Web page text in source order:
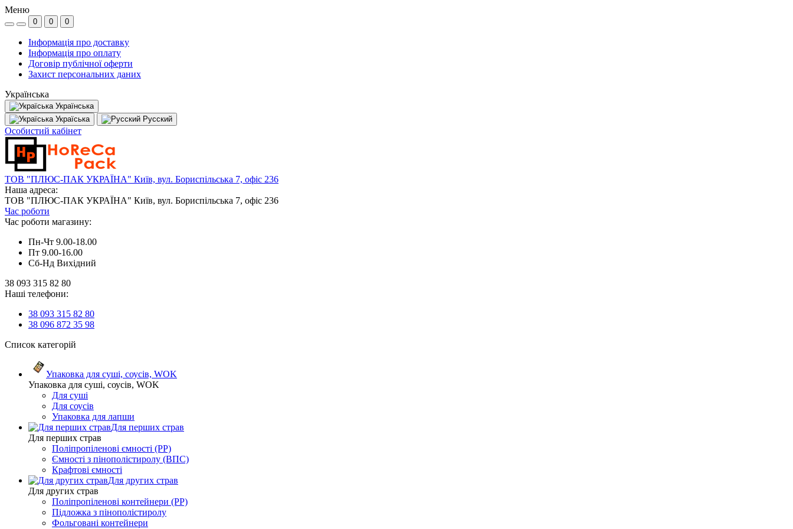
Меню
0 0 0
Інформація про доставку
Інформація про оплату
Договір публічної оферти
Захист персональних даних
Українська
Українська
Україська
Русский
Особистий кабінет
ТОВ "ПЛЮС-ПАК УКРАЇНА" Київ, вул. Бориспільська 7, офіс 236
Наша адреса:
ТОВ "ПЛЮС-ПАК УКРАЇНА" Київ, вул. Бориспільська 7, офіс 236
Час роботи
Час роботи магазину:
Пн-Чт 9.00-18.00
Пт 9.00-16.00
Сб-Нд Вихідний
38 093 315 82 80
Наші телефони:
38 093 315 82 80
38 096 872 35 98
Список категорій
Упаковка для суші, соусів, WOK
Упаковка для суші, соусів, WOK
Для суші
Для соусів
Упаковка для лапши
Для перших страв
Для перших страв
Поліпропіленові ємності (PP)
Ємності з пінополістиролу (ВПС)
Крафтові ємності
Для других страв
Для других страв
Поліпропіленові контейнери (PP)
Підложка з пінополістиролу
Фольговані контейнери